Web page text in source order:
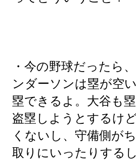
・今の野球だったら
ンダーソンは塁が空
塁できるよ。大谷も
盗塁しようとするけ
くないし、守備側が
取りにいったりするし